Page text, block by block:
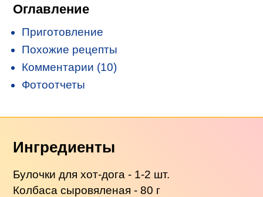
Оглавление
Приготовление
Похожие рецепты
Комментарии (10)
Фотоотчеты
Ингредиенты
Булочки для хот-дога - 1-2 шт.
Колбаса сыровяленая - 80 г